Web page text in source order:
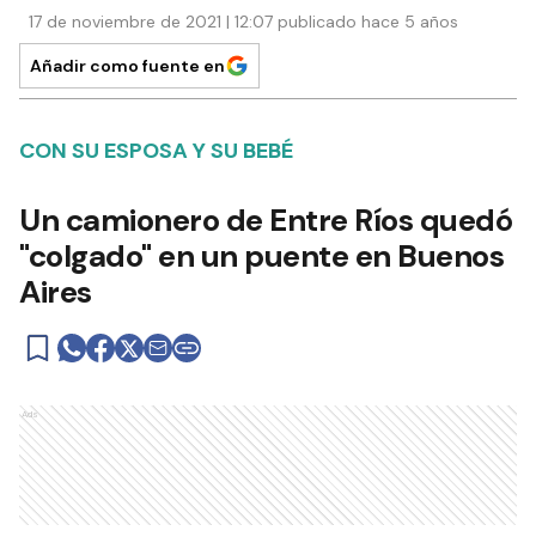
17 de noviembre de 2021 | 12:07 publicado hace 5 años
Añadir como fuente en
CON SU ESPOSA Y SU BEBÉ
Un camionero de Entre Ríos quedó
"colgado" en un puente en Buenos
Aires
Ads